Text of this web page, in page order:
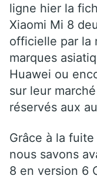
ligne hier la
Xiaomi Mi 8
officielle par la
marques
Huawei ou
sur leur
réservés aux
Grâce à la
nous savons
8 en version 6